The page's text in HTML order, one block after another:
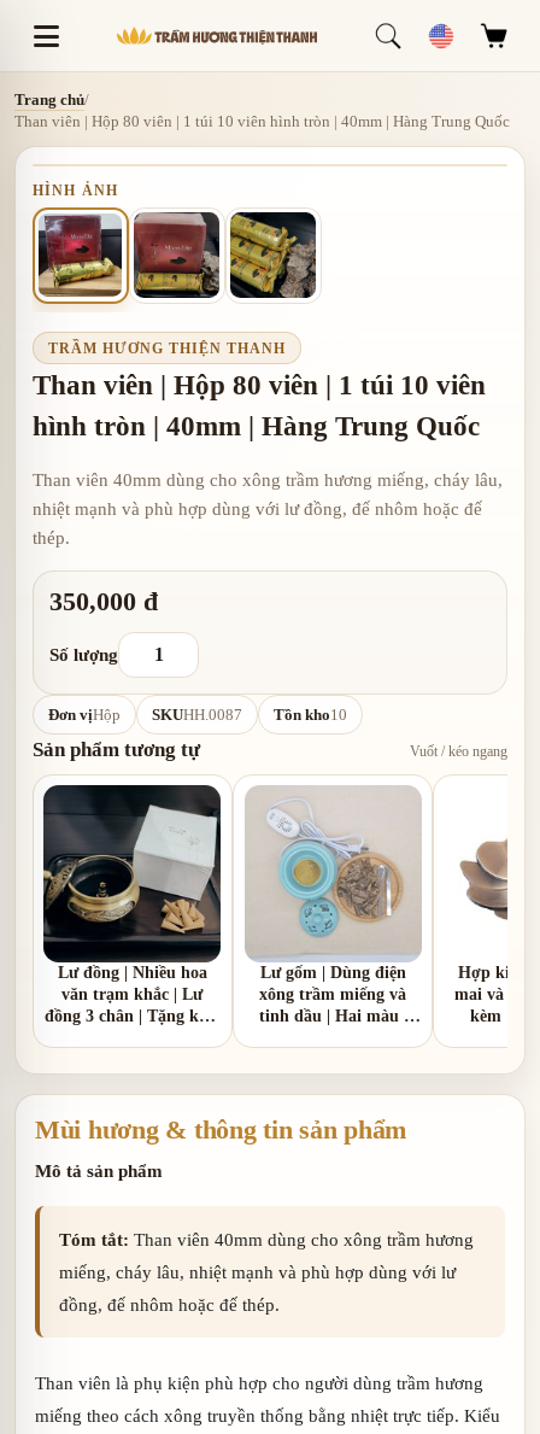
Trang chủ/
Than viên | Hộp 80 viên | 1 túi 10 viên hình tròn | 40mm | Hàng Trung Quốc
HÌNH ẢNH
TRẦM HƯƠNG THIỆN THANH
Than viên | Hộp 80 viên | 1 túi 10 viên
hình tròn | 40mm | Hàng Trung Quốc
Than viên 40mm dùng cho xông trầm hương miếng, cháy lâu,
nhiệt mạnh và phù hợp dùng với lư đồng, đế nhôm hoặc đế
thép.
350,000 đ
Số lượng
Đơn vịHộp SKUHH.0087 Tồn kho10
Sản phẩm tương tự Vuốt / kéo ngang
Lư đồng | Nhiều hoa
văn trạm khắc | Lư
đồng 3 chân | Tặng kèm
Lư gốm | Dùng điện
xông trầm miếng và
tinh dầu | Hai màu |
Hợp kim |
mai và hoa
kèm 1
Mùi hương & thông tin sản phẩm
Mô tả sản phẩm
Tóm tắt: Than viên 40mm dùng cho xông trầm hương
miếng, cháy lâu, nhiệt mạnh và phù hợp dùng với lư
đồng, đế nhôm hoặc đế thép.
Than viên là phụ kiện phù hợp cho người dùng trầm hương
miếng theo cách xông truyền thống bằng nhiệt trực tiếp. Kiểu